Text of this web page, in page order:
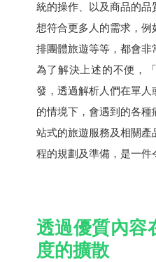
統的操作、以及商品的
想符合更多人的需求，
排團體旅遊等等，都會非
為了解決上述的不便，
發，透過解析人們在單人
的情境下，會遇到的各
站式的旅遊服務及相關
程的規劃及準備，是一件
透過優質內容
度的擴散